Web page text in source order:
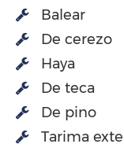
Balear
De cerezo
Haya
De teca
De pino
Tarima